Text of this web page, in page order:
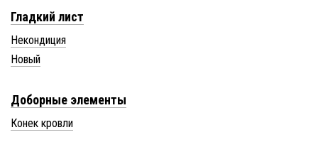
Гладкий лист
Некондиция
Новый
Доборные элементы
Конек кровли